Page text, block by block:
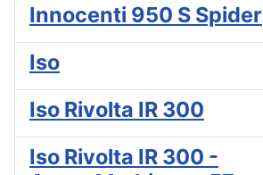
Innocenti 950 S Spider
Iso
Iso Rivolta IR 300
Iso Rivolta IR 300 -